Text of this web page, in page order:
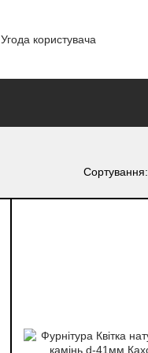
Угода користувача
Сортування: